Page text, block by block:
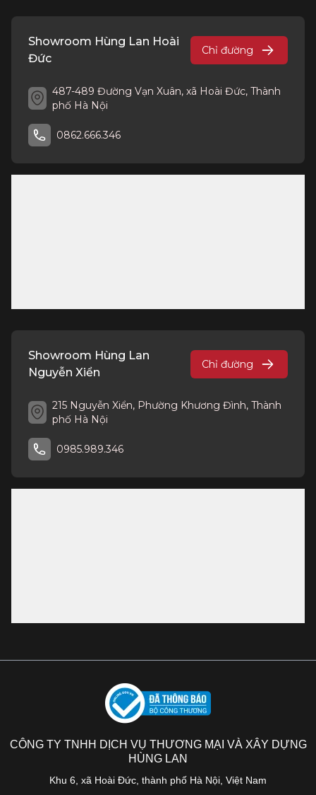
Showroom Hùng Lan Hoài
Đức
Chỉ đường
487-489 Đường Vạn Xuân, xã Hoài Đức, Thành
phố Hà Nội
0862.666.346
Showroom Hùng Lan
Nguyễn Xiển
Chỉ đường
215 Nguyễn Xiển, Phường Khương Đình, Thành
phố Hà Nội
0985.989.346
CÔNG TY TNHH DỊCH VỤ THƯƠNG MẠI VÀ XÂY DỰNG
HÙNG LAN
Khu 6, xã Hoài Đức, thành phố Hà Nội, Việt Nam